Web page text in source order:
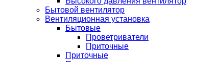
Бытовой вентилятор
Вентиляционная установка
Бытовые
Проветриватели
Приточные
Приточные